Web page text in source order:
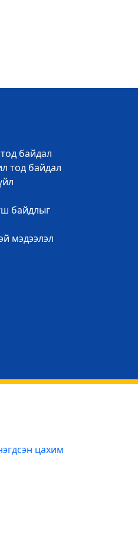
байдал
тод байдал
байдлыг
мэдээлэл
цахим